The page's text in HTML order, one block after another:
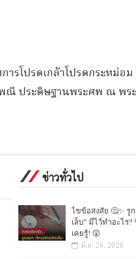
รโปรดเกล้าโปรดกระหม่อ
ณี ประดิษฐานพระศพ ณ พ
ข่าวทั่วไป
ไขข้อสงสัย 🤔✨ รู
เล็บ” มีไว้ทำอะไ
เคยรู้! 😲
มี.ค. 26, 2026